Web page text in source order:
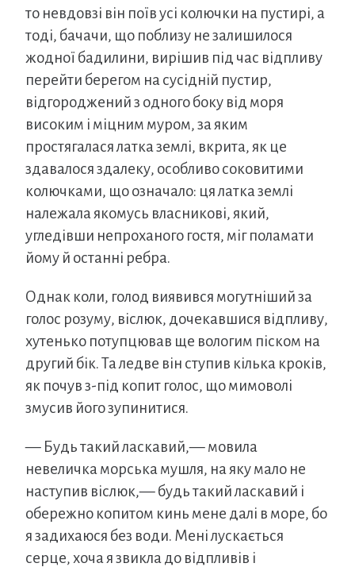
то невдовзі він поїв усі колючки на пустирі, а
тоді, бачачи, що поблизу не залишилося
жодної бадилини, вирішив під час відпливу
перейти берегом на сусідній пустир,
відгороджений з одного боку від моря
високим і міцним муром, за яким
простягалася латка землі, вкрита, як це
здавалося здалеку, особливо соковитими
колючками, що означало: ця латка землі
належала якомусь власникові, який,
угледівши непроханого гостя, міг поламати
йому й останні ребра.
Однак коли, голод виявився могутніший за
голос розуму, віслюк, дочекавшися відпливу,
хутенько потупцював ще вологим піском на
другий бік. Та ледве він ступив кілька кроків,
як почув з-під копит голос, що мимоволі
змусив його зупинитися.
— Будь такий ласкавий,— мовила
невеличка морська мушля, на яку мало не
наступив віслюк,— будь такий ласкавий і
обережно копитом кинь мене далі в море, бо
я задихаюся без води. Мені лускається
серце, хоча я звикла до відпливів і